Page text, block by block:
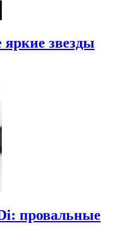
звезды
провальные